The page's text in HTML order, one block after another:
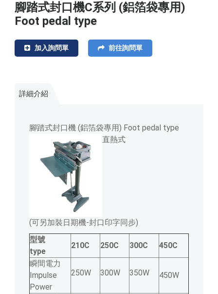
腳踏式封口機C系列 (鋁箔袋專用)
Foot pedal type
加入詢問單 前往詢問單
詳細介紹
腳踏式封口機 (鋁箔袋專用) Foot pedal type
直熱式
(可另加裝日期機-封口印字同步)
型號
type
210C 250C 300C
450C
瞬間電力
Impulse
Power
250W 300W 350W 450W